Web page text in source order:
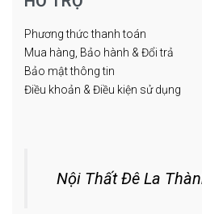
Phương thức thanh toán
Mua hàng, Bảo hành & Đổi trả
Bảo mật thông tin
Điều khoản & Điều kiện sử dụng
Nội Thất Đê La